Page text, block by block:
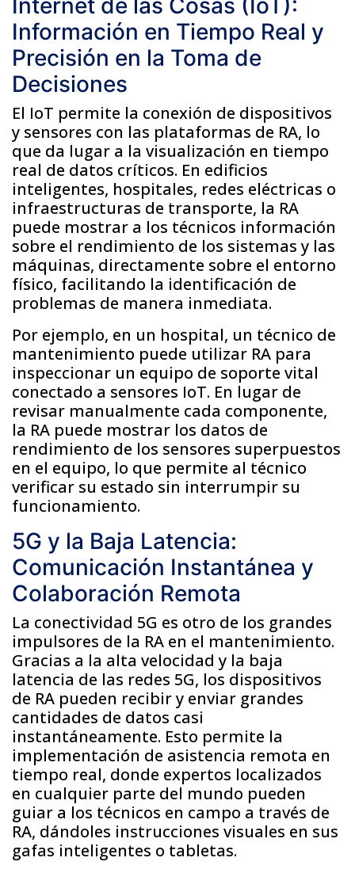
Internet de las Cosas (IoT):
Información en Tiempo Real y
Precisión en la Toma de
Decisiones
El IoT permite la conexión de dispositivos
y sensores con las plataformas de RA, lo
que da lugar a la visualización en tiempo
real de datos críticos. En edificios
inteligentes, hospitales, redes eléctricas o
infraestructuras de transporte, la RA
puede mostrar a los técnicos información
sobre el rendimiento de los sistemas y las
máquinas, directamente sobre el entorno
físico, facilitando la identificación de
problemas de manera inmediata.
Por ejemplo, en un hospital, un técnico de
mantenimiento puede utilizar RA para
inspeccionar un equipo de soporte vital
conectado a sensores IoT. En lugar de
revisar manualmente cada componente,
la RA puede mostrar los datos de
rendimiento de los sensores superpuestos
en el equipo, lo que permite al técnico
verificar su estado sin interrumpir su
funcionamiento.
5G y la Baja Latencia:
Comunicación Instantánea y
Colaboración Remota
La conectividad 5G es otro de los grandes
impulsores de la RA en el mantenimiento.
Gracias a la alta velocidad y la baja
latencia de las redes 5G, los dispositivos
de RA pueden recibir y enviar grandes
cantidades de datos casi
instantáneamente. Esto permite la
implementación de asistencia remota en
tiempo real, donde expertos localizados
en cualquier parte del mundo pueden
guiar a los técnicos en campo a través de
RA, dándoles instrucciones visuales en sus
gafas inteligentes o tabletas.